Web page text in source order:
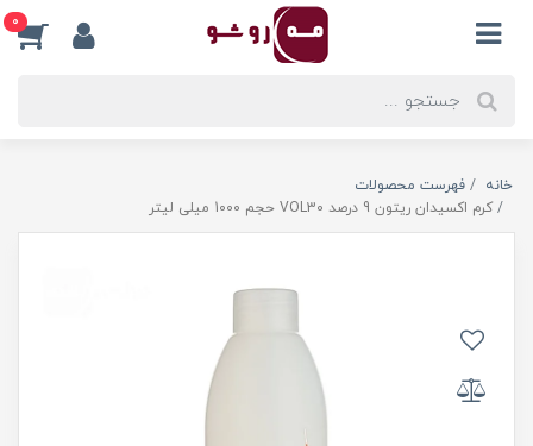
0
خانه
فهرست محصولات
کرم اکسیدان ریتون 9 درصد VOL30 حجم 1000 میلی لیتر